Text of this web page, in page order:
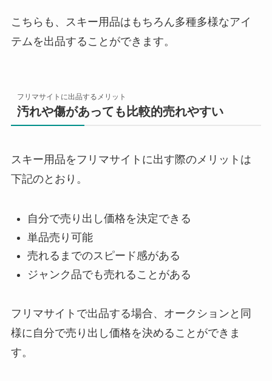
こちらも、スキー用品はもちろん多種多様なアイ
テムを出品することができます。
フリマサイトに出品するメリット
汚れや傷があっても比較的売れやすい
スキー用品をフリマサイトに出す際のメリットは
下記のとおり。
自分で売り出し価格を決定できる
単品売り可能
売れるまでのスピード感がある
ジャンク品でも売れることがある
フリマサイトで出品する場合、オークションと同
様に自分で売り出し価格を決めることができま
す。